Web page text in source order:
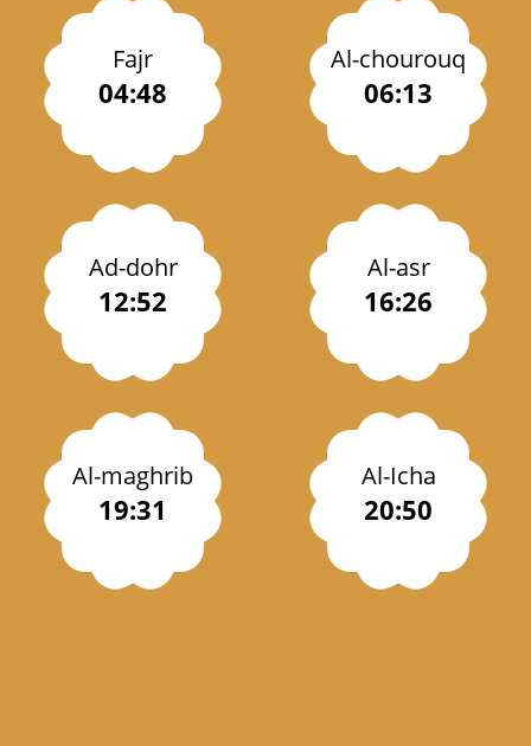
Fajr
04:48
Al-chourouq
06:13
Ad-dohr
12:52
Al-asr
16:26
Al-maghrib
19:31
Al-Icha
20:50